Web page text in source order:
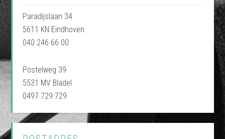
Paradijslaan 34
5611 KN Eindhoven
040 246 66 00
Postelweg 39
5531 MV Bladel
0497 729 729